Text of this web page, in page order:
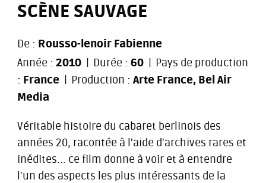
SCÈNE SAUVAGE
De : Rousso-lenoir Fabienne
Année : 2010 Durée : 60
Pays de production
: France Production : Arte France, Bel Air
Media
Véritable histoire du cabaret berlinois des
années 20, racontée à l'aide d'archives rares et
inédites... ce film donne à voir et à entendre
l'un des aspects les plus intéressants de la